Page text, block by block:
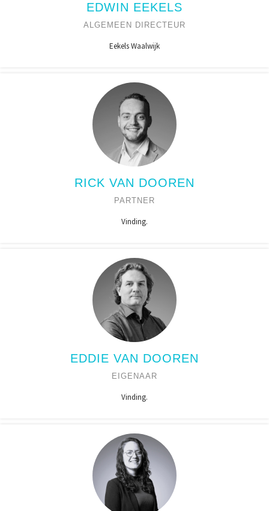
EDWIN EEKELS
ALGEMEEN DIRECTEUR
Eekels Waalwijk
RICK VAN DOOREN
PARTNER
Vinding.
EDDIE VAN DOOREN
EIGENAAR
Vinding.